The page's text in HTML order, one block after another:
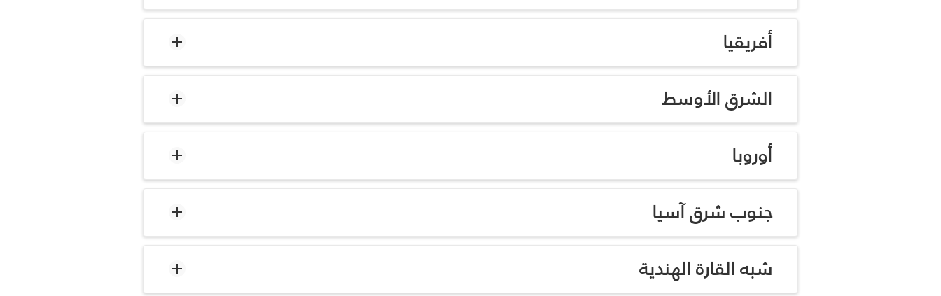
أفريقيا
الشرق الأوسط
أوروبا
جنوب شرق آسيا
شبه القارة الهندية